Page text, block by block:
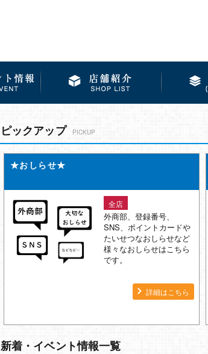
ピックアップ PICKUP
★おしらせ★
全店
外商部、登録番号、
SNS、ポイントカードや
たいせつなおしらせなど
様々なおしらせはこちら
です。
詳細はこちら
新着・イベント情報一覧